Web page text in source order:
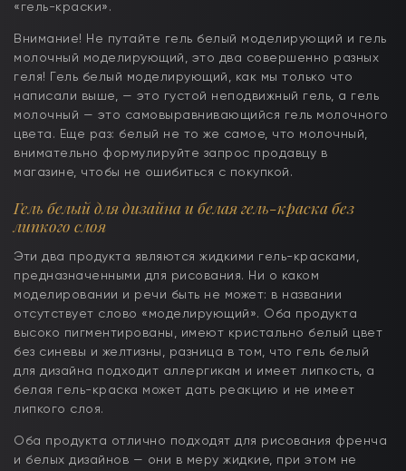
«гель-краски».
Внимание! Не путайте гель белый моделирующий и гель
молочный моделирующий, это два совершенно разных
геля! Гель белый моделирующий, как мы только что
написали выше, — это густой неподвижный гель, а гель
молочный — это самовыравнивающийся гель молочного
цвета. Еще раз: белый не то же самое, что молочный,
внимательно формулируйте запрос продавцу в
магазине, чтобы не ошибиться с покупкой.
Гель белый для дизайна и белая гель-краска без
липкого слоя
Эти два продукта являются жидкими гель-красками,
предназначенными для рисования. Ни о каком
моделировании и речи быть не может: в названии
отсутствует слово «моделирующий». Оба продукта
высоко пигментированы, имеют кристально белый цвет
без синевы и желтизны, разница в том, что гель белый
для дизайна подходит аллергикам и имеет липкость, а
белая гель-краска может дать реакцию и не имеет
липкого слоя.
Оба продукта отлично подходят для рисования френча
и белых дизайнов — они в меру жидкие, при этом не